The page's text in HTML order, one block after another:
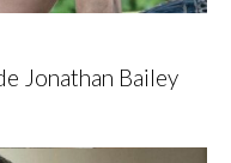
Jonathan Bailey